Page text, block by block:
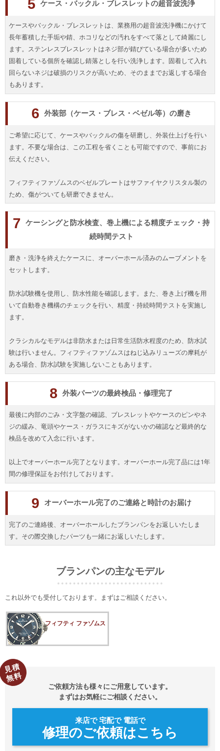
5 ケース・バックル・ブレスレットの超音波洗浄
ケースやバックル・ブレスレットは、業務用の超音波洗浄機にかけて
長年蓄積した手垢や錆、ホコリなどの汚れをすべて落として綺麗にし
ます。ステンレスブレスレットはネジ部が錆びている場合が多いため
固着している個所を確認し錆落としを行い洗浄します。固着して入れ
回らないネジは破損のリスクが高いため、そのままでお返しする場合
もあります。
6 外装部（ケース・ブレス・ベゼル等）の磨き
ご希望に応じて、ケースやバックルの傷を研磨し、外装仕上げを行い
ます。不要な場合は、この工程を省くことも可能ですので、事前にお
伝えください。
フィフティファゾムスのベゼルプレートはサファイヤクリスタル製の
ため、傷がついても研磨できません。
7
ケーシングと防水検査、巻上機による精度チェック・持
続時間テスト
磨き・洗浄を終えたケースに、オーバーホール済みのムーブメントを
セットします。
防水試験機を使用し、防水性能を確認します。また、巻き上げ機を用
いて自動巻き機構のチェックを行い、精度・持続時間テストを実施し
ます。
クラシカルなモデルは非防水または日常生活防水程度のため、防水試
験は行いません。フィフティファゾムスはねじ込みリューズの摩耗が
ある場合、防水試験を実施しないこともあります。
8 外装パーツの最終検品・修理完了
最後に内部のごみ・文字盤の確認、ブレスレットやケースのピンやネ
ジの緩み、竜頭やケース・ガラスにキズがないかの確認など最終的な
検品を改めて入念に行います。
以上でオーバーホール完了となります。オーバーホール完了品には1年
間の修理保証をお付けしております。
9 オーバーホール完了のご連絡と時計のお届け
完了のご連絡後、オーバーホールしたブランパンをお返しいたしま
す。その際交換したパーツも一緒にお返しいたします。
ブランパンの主なモデル
これ以外でも受付しております。まずはご相談ください。
フィフティ ファゾムス
ご依頼方法も様々にご用意しています。
まずはお気軽にご相談ください。
来店で 宅配で 電話で
修理のご依頼はこちら
見積
無料